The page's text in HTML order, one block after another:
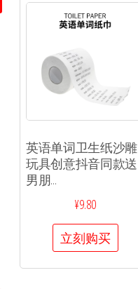
英语单词卫生纸沙雕
玩具创意抖音同款送
男朋...
¥9.80
立刻购买